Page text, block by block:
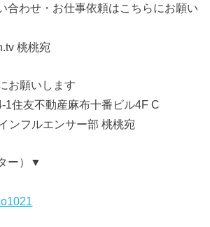
合わせ・お仕事依頼はこちらにお願い
桃桃宛
お願いします
1住友不動産麻布十番ビル4F C
ンフルエンサー部 桃桃宛
ー）▼